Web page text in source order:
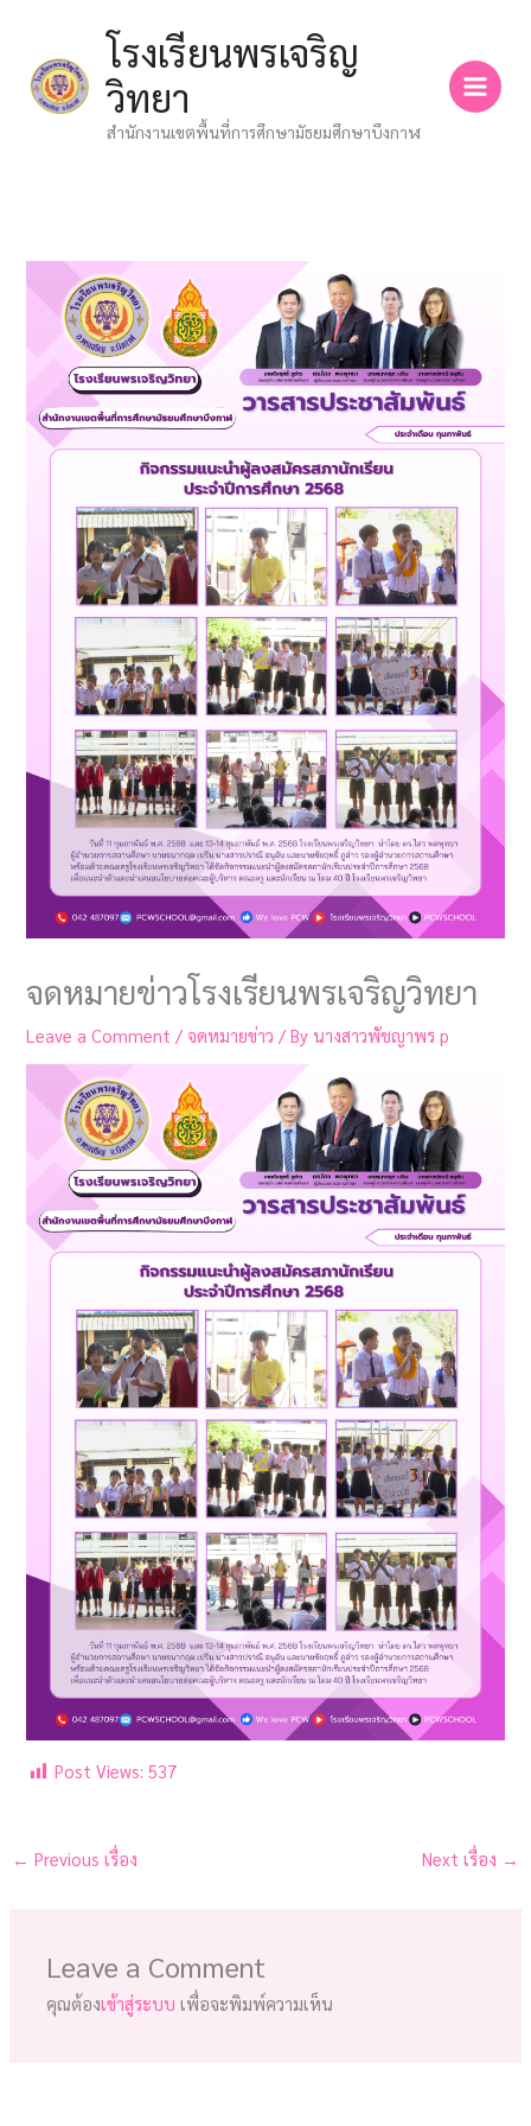
content
โรงเรียนพรเจริญ
วิทยา
สำนักงานเขตพื้นที่การศึกษามัธยมศึกษาบึงกาฬ
จดหมายข่าวโรงเรียนพรเจริญวิทยา
Leave a Comment / จดหมายข่าว / Byนางสาวพัชญาพร p
Post Views: 537
← Previous เรื่อง Next เรื่อง →
Leave a Comment
คุณต้องเข้าสู่ระบบ เพื่อจะพิมพ์ความเห็น